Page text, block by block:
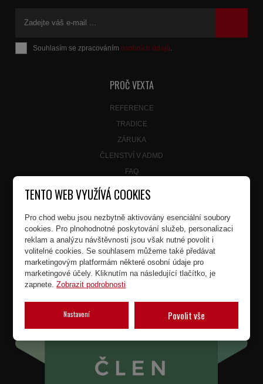
Souhlasím se zpracovánímosobních údajů
PROČ VEXTA
REFERENCE
TRADICE
ZÁRUKA
ČLENSTVÍ V ADMD
FAQ
TENTO WEB VYUŽÍVÁ COOKIES
Pro chod webu jsou nezbytně aktivovány esenciální soubory
cookies. Pro plnohodnotné poskytování služeb, personalizaci
reklam a analýzu návštěvnosti jsou však nutné povolit i
volitelné cookies. Se souhlasem můžeme také předávat
marketingovým platformám některé osobní údaje pro
marketingové účely. Kliknutím na následující tlačítko, je
zapnete.Zobrazit podrobnosti
Nastavení Povolit vše